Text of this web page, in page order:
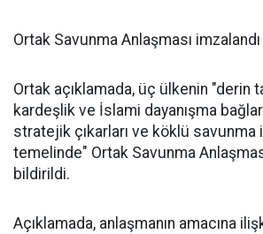
Ortak Savunma Anlaşması imzalandı
Ortak açıklamada, üç ülkenin "derin
kardeşlik ve İslami dayanışma
stratejik çıkarları ve köklü savunma
temelinde" Ortak Savunma
bildirildi.
Açıklamada, anlaşmanın amacına